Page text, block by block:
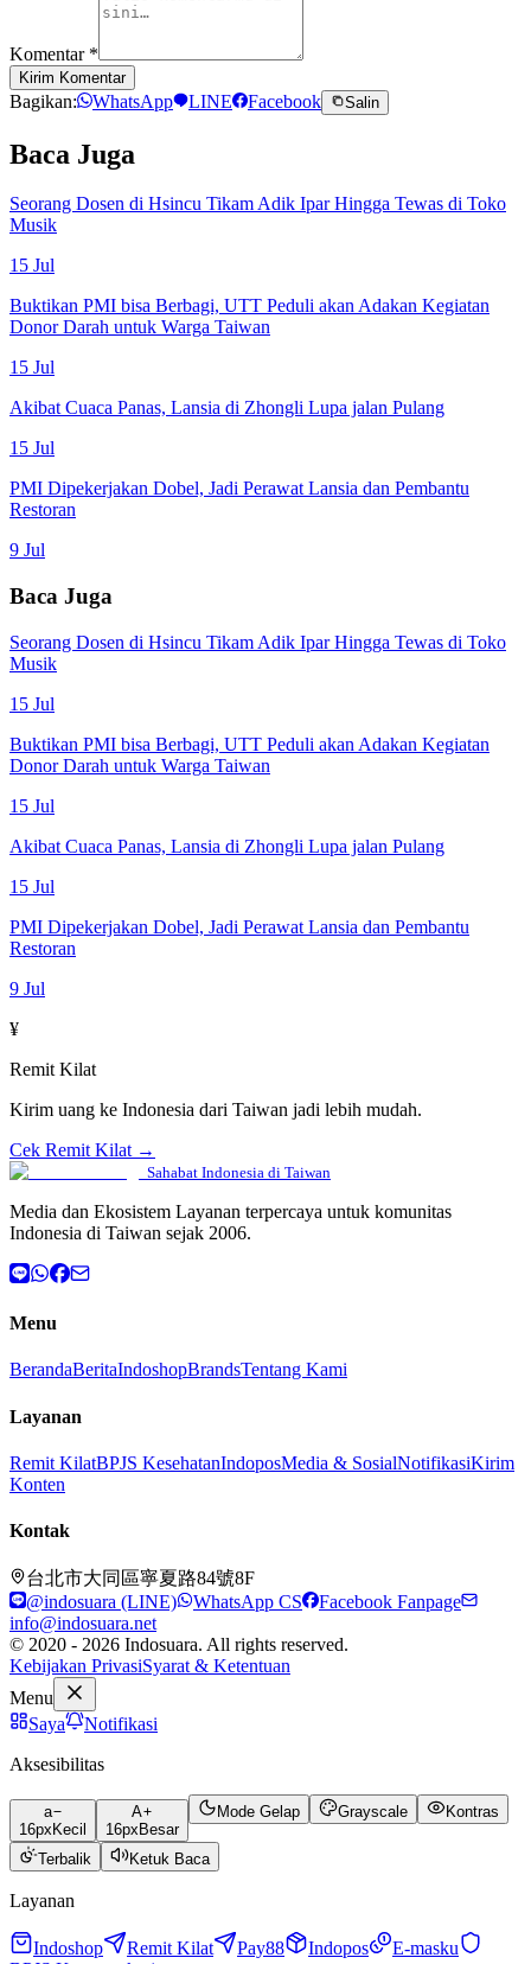
Komentar *
Kirim Komentar
Bagikan: WhatsApp LINE Facebook Salin
Baca Juga
Seorang Dosen di Hsincu Tikam Adik Ipar Hingga Tewas di Toko
Musik
15 Jul
Buktikan PMI bisa Berbagi, UTT Peduli akan Adakan Kegiatan
Donor Darah untuk Warga Taiwan
15 Jul
Akibat Cuaca Panas, Lansia di Zhongli Lupa jalan Pulang
15 Jul
PMI Dipekerjakan Dobel, Jadi Perawat Lansia dan Pembantu
Restoran
9 Jul
Baca Juga
Seorang Dosen di Hsincu Tikam Adik Ipar Hingga Tewas di Toko
Musik
15 Jul
Buktikan PMI bisa Berbagi, UTT Peduli akan Adakan Kegiatan
Donor Darah untuk Warga Taiwan
15 Jul
Akibat Cuaca Panas, Lansia di Zhongli Lupa jalan Pulang
15 Jul
PMI Dipekerjakan Dobel, Jadi Perawat Lansia dan Pembantu
Restoran
9 Jul
¥
Remit Kilat
Kirim uang ke Indonesia dari Taiwan jadi lebih mudah.
Cek Remit Kilat →
Sahabat Indonesia di Taiwan
Media dan Ekosistem Layanan terpercaya untuk komunitas
Indonesia di Taiwan sejak 2006.
Menu
BerandaBeritaIndoshopBrandsTentang Kami
Layanan
Remit KilatBPJS KesehatanIndoposMedia & SosialNotifikasiKirim
Konten
Kontak
台北市大同區寧夏路84號8F
@indosuara (LINE)
WhatsApp CS
Facebook Fanpage
info@indosuara.net
© 2020 - 2026 Indosuara. All rights reserved.
Kebijakan PrivasiSyarat & Ketentuan
Menu
Saya
Notifikasi
Aksesibilitas
a
16px Kecil
A
16px Besar
Mode Gelap Grayscale Kontras
Terbalik Ketuk Baca
Layanan
Indoshop Remit Kilat Pay88 Indopos
E-masku